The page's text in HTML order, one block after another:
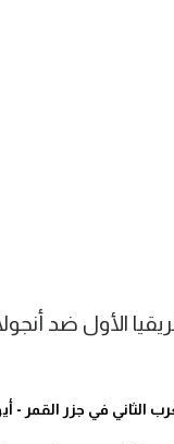
الأول ضد
الثاني في جزر القمر -